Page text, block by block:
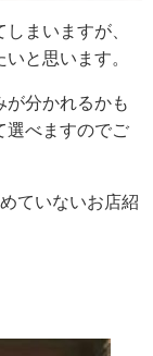
しまいますが、
と思います。
が分かれるかも
選べますのでご
ていないお店紹